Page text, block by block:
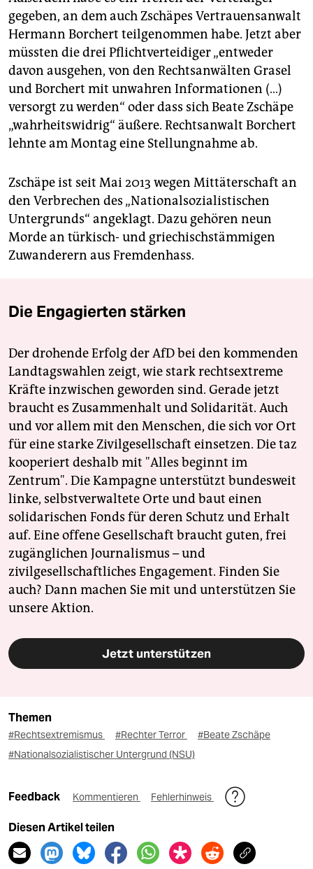
gegeben, an dem auch Zschäpes Vertrauensanwalt
Hermann Borchert teilgenommen habe. Jetzt aber
müssten die drei Pflichtverteidiger „entweder
davon ausgehen, von den Rechtsanwälten Grasel
und Borchert mit unwahren Informationen (…)
versorgt zu werden“ oder dass sich Beate Zschäpe
„wahrheitswidrig“ äußere. Rechtsanwalt Borchert
lehnte am Montag eine Stellungnahme ab.
Zschäpe ist seit Mai 2013 wegen Mittäterschaft an
den Verbrechen des „Nationalsozialistischen
Untergrunds“ angeklagt. Dazu gehören neun
Morde an türkisch- und griechischstämmigen
Zuwanderern aus Fremdenhass.
Die Engagierten stärken
Der drohende Erfolg der AfD bei den kommenden
Landtagswahlen zeigt, wie stark rechtsextreme
Kräfte inzwischen geworden sind. Gerade jetzt
braucht es Zusammenhalt und Solidarität. Auch
und vor allem mit den Menschen, die sich vor Ort
für eine starke Zivilgesellschaft einsetzen. Die taz
kooperiert deshalb mit "Alles beginnt im
Zentrum". Die Kampagne unterstützt bundesweit
linke, selbstverwaltete Orte und baut einen
solidarischen Fonds für deren Schutz und Erhalt
auf. Eine offene Gesellschaft braucht guten, frei
zugänglichen Journalismus – und
zivilgesellschaftliches Engagement. Finden Sie
auch? Dann machen Sie mit und unterstützen Sie
unsere Aktion.
Jetzt unterstützen
Themen
#Rechtsextremismus #Rechter Terror
#Beate Zschäpe
#Nationalsozialistischer Untergrund (NSU)
Feedback Kommentieren Fehlerhinweis
Diesen Artikel teilen